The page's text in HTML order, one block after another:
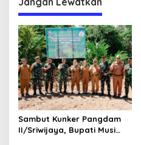
a
s
i
p
o
s
Sambut Kunker Pangdam
II/Sriwijaya, Bupati Musi